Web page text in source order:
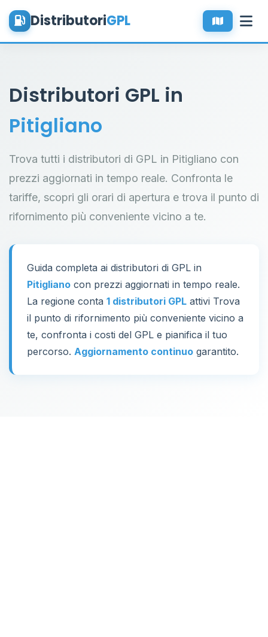
DistributoriGPL
Distributori GPL in
Pitigliano
Trova tutti i distributori di GPL in Pitigliano con
prezzi aggiornati in tempo reale. Confronta le
tariffe, scopri gli orari di apertura e trova il punto di
rifornimento più conveniente vicino a te.
Guida completa ai distributori di GPL in
Pitigliano con prezzi aggiornati in tempo reale.
La regione conta 1 distributori GPL attivi Trova
il punto di rifornimento più conveniente vicino a
te, confronta i costi del GPL e pianifica il tuo
percorso. Aggiornamento continuo garantito.